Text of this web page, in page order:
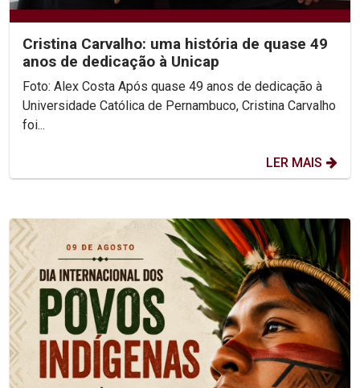
Cristina Carvalho: uma história de quase 49
anos de dedicação à Unicap
Foto: Alex Costa Após quase 49 anos de dedicação à
Universidade Católica de Pernambuco, Cristina Carvalho
foi...
LER MAIS